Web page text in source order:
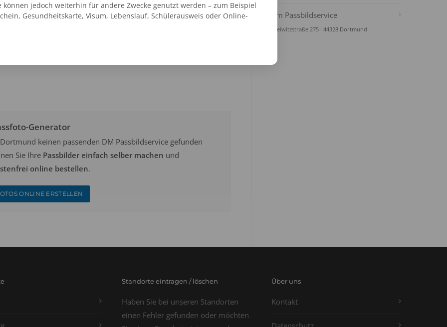
Generator
keinen passenden DM Passbildservice gefunden
Sie Ihre Passbilder einfach selber machen und
online bestellen.
ONLINE ERSTELLEN
dm Passbildservice
Gleiwitzstraße 275 · 44328 Dortmund
Standorte eintragen / löschen
Haben Sie bei unseren Standorten
einen Fehler gefunden oder möchten
Über uns
Kontakt
können jedoch weiterhin für andere Zwecke genutzt werden – zum Beispiel
Gesundheitskarte, Visum, Lebenslauf, Schülerausweis oder Online-